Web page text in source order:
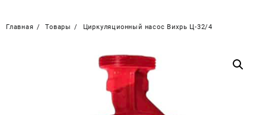
Главная Товары Циркуляционный насос Вихрь Ц-32/4